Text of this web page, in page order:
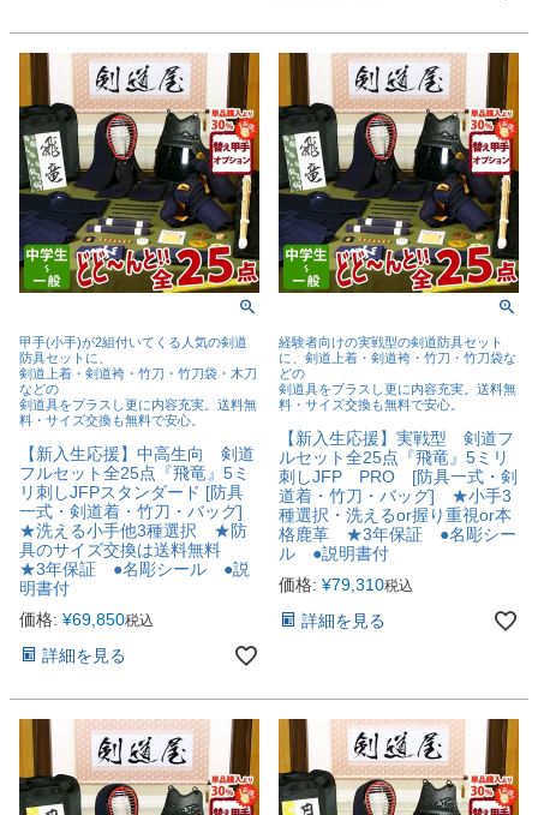
甲手(小手)が2組付いてくる人気の剣道
防具セットに、
剣道上着・剣道袴・竹刀・竹刀袋・木刀
などの
剣道具をプラスし更に内容充実。送料無
料・サイズ交換も無料で安心。
【新入生応援】中高生向 剣道
フルセット全25点『飛竜』5ミ
リ刺しJFPスタンダード [防具
一式・剣道着・竹刀・バッグ]
★洗える小手他3種選択 ★防
具のサイズ交換は送料無料
★3年保証 ●名彫シール ●説
明書付
価格: ¥69,850税込
詳細を見る
経験者向けの実戦型の剣道防具セット
に、剣道上着・剣道袴・竹刀・竹刀袋な
どの
剣道具をプラスし更に内容充実。送料無
料・サイズ交換も無料で安心。
【新入生応援】実戦型 剣道フ
ルセット全25点『飛竜』5ミリ
刺しJFP PRO [防具一式・剣
道着・竹刀・バッグ] ★小手3
種選択・洗えるor握り重視or本
格鹿革 ★3年保証 ●名彫シー
ル ●説明書付
価格: ¥79,310税込
詳細を見る